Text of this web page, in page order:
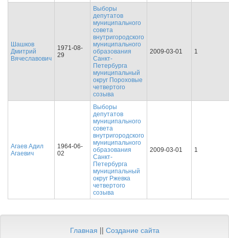
Шашков
Дмитрий
Вячеславович
1971-08-
29
Выборы
депутатов
муниципального
совета
внутригородского
муниципального
образования
Санкт-
Петербурга
муниципальный
округ Пороховые
четвертого
созыва
2009-03-01 1
Агаев Адил
Агаевич
1964-06-
02
Выборы
депутатов
муниципального
совета
внутригородского
муниципального
образования
Санкт-
Петербурга
муниципальный
округ Ржевка
четвертого
созыва
2009-03-01 1
Главная || Создание сайта